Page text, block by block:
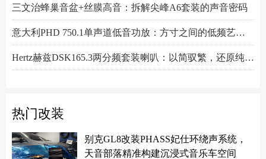
热门改装
别克GL8改装PHASS妃仕环绕声系统，
天音部落精准构建沉浸式音乐车空间